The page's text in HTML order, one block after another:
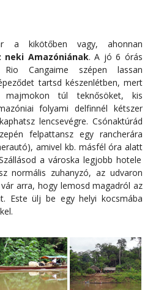
a kikötőben vagy, ahonnan
neki Amazóniának. A jó 6 órás
Cangaime szépen lassan
tartsd készenlétben, mert
túl teknősöket, kis
folyami delfinnél kétszer
lencsevégre. Csónaktúrád
felpattansz egy rancherára
amivel kb. másfél óra alatt
a városka legjobb hotele
normális zuhanyzó, az udvaron
arra, hogy lemosd magadról az
Este ülj be egy helyi kocsmába